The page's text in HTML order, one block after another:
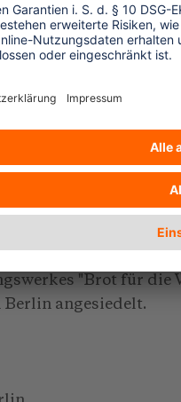
der Evangelische
Diakonie
(EWDE)
"Brot für die
angesiedelt.